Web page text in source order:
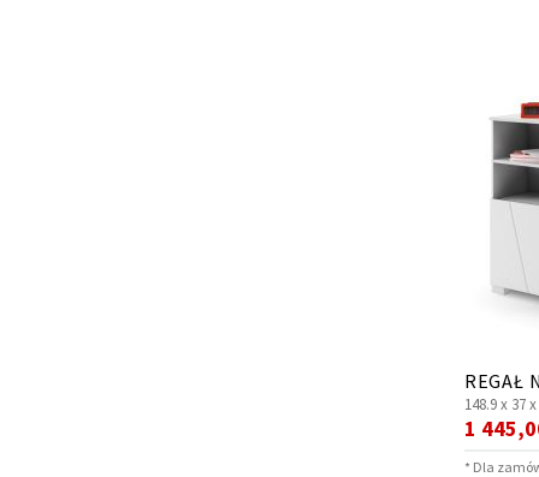
REGAŁ
148.9 x 37 x
Cena
1
* Dla